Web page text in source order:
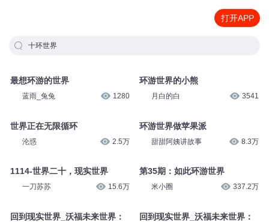
打开APP
十环世界
最想环游的世界
蓝雨_兔兔 1280
世界正在无限循环
沦惑 2.5万
1114-世界二十，现实世界
一刀苏苏 15.6万
回到现实世界_沃福未来世界：
环游世界的小熊
月白的白 3541
环游世界做苹果派
甜甜阿姨讲故事 8.3万
第35期：如此环游世界
米小圈 337.2万
回到现实世界_沃福未来世界：